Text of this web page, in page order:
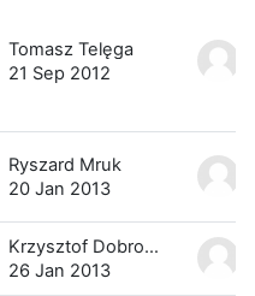
Tomasz Telęga
21 Sep 2012
Ryszard Mruk
20 Jan 2013
Krzysztof Dobrowolski
26 Jan 2013